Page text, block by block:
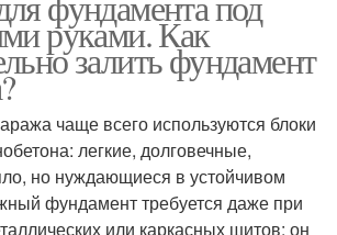
руками. Как
залить фундамент
чаще всего используются блоки
легкие, долговечные,
но нуждающиеся в устойчивом
фундамент требуется даже при
или каркасных щитов: он